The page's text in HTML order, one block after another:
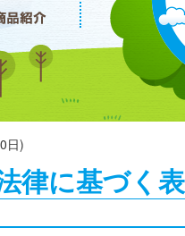
日)
律に基づく